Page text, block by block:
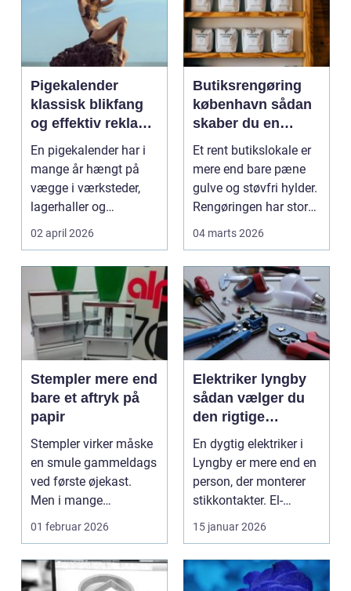
Pigekalender
klassisk blikfang
og effektiv reklame
året rundt
En pigekalender har i
mange år hængt på
vægge i værksteder,
lagerhaller og
frokoststuer over hele
02 april 2026
Butiksrengøring
københavn sådan
skaber du en
butik, kunderne
har lyst til at
komme tilbage til
Et rent butikslokale er
mere end bare pæne
gulve og støvfri hylder.
Rengøringen har stor
betydning f...
04 marts 2026
Stempler mere end
bare et aftryk på
papir
Stempler virker måske
en smule gammeldags
ved første øjekast.
Men i mange
virksomheder og også
01 februar 2026
Elektriker lyngby
sådan vælger du
den rigtige
fagmand
En dygtig elektriker i
Lyngby er mere end en
person, der monterer
stikkontakter. El-
installationer e...
15 januar 2026